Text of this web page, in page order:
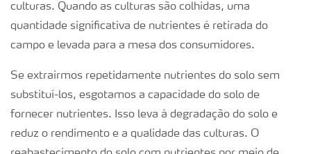
culturas. Quando as culturas são colhidas, uma
quantidade significativa de nutrientes é retirada do
campo e levada para a mesa dos consumidores.
Se extrairmos repetidamente nutrientes do solo sem
substituí-los, esgotamos a capacidade do solo de
fornecer nutrientes. Isso leva à degradação do solo e
reduz o rendimento e a qualidade das culturas. O